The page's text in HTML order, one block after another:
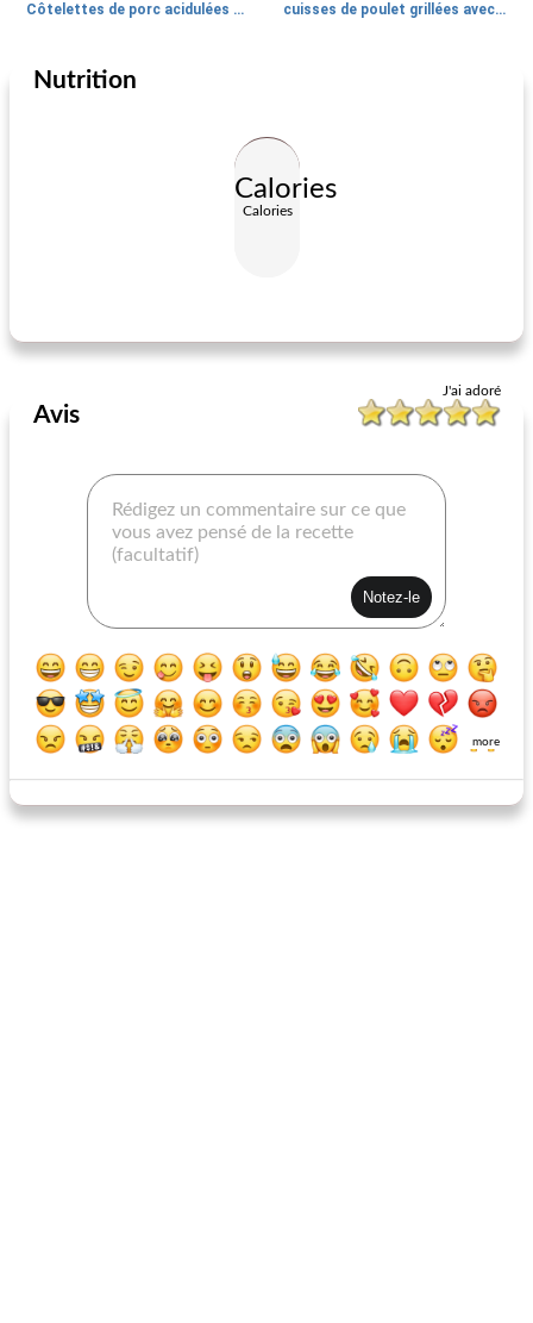
Côtelettes de porc acidulées aux légumes cuisses de poulet grillées avec du dijon et du glaçage au vin blanc
Plat principal
Nutrition
Calories
Calories
J'ai adoré
Avis
more